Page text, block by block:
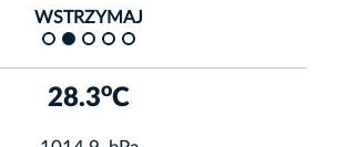
WSTRZYMAJ
28.3oC